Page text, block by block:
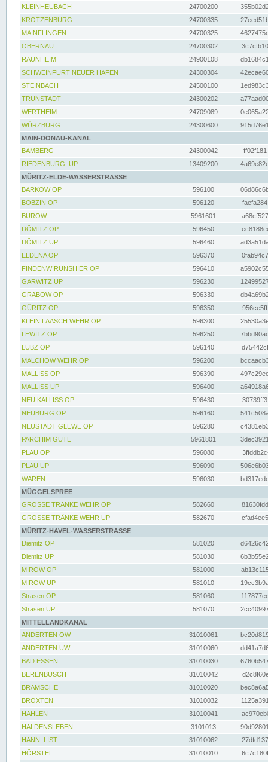
KLEINHEUBACH 24700200
KROTZENBURG
24700335
MAINFLINGEN
24700325
OBERNAU
24700302
RAUNHEIM
24900108
SCHWEINFURT NEUER HAFEN
24300304
STEINBACH
24500100
TRUNSTADT
24300202
WERTHEIM
24709089
WÜRZBURG
24300600
MAIN-DONAU-KANAL
BAMBERG
24300042
RIEDENBURG_UP
13409200
MÜRITZ-ELDE-WASSERSTRASSE
BARKOW OP
596100
BOBZIN OP
596120
BUROW
5961601
DÖMITZ OP
596450
DÖMITZ UP
596460
ELDENA OP
596370
FINDENWIRUNSHIER OP
596410
GARWITZ UP
596230
GRABOW OP
596330
GÜRITZ OP
596350
KLEIN LAASCH WEHR OP
596300
LEWITZ OP
596250
LÜBZ OP
596140
MALCHOW WEHR OP
596200
MALLISS OP
596390
MALLISS UP
596400
NEU KALLISS OP
596430
NEUBURG OP
596160
NEUSTADT GLEWE OP
596280
PARCHIM GÜTE
5961801
PLAU OP
596080
PLAU UP
596090
WAREN
596030
MÜGGELSPREE
GROSSE TRÄNKE WEHR OP
582660
GROSSE TRÄNKE WEHR UP
582670
MÜRITZ-HAVEL-WASSERSTRASSE
Diemitz OP
581020
Diemitz UP
581030
MIROW OP
581000
MIROW UP
581010
Strasen OP
581060
Strasen UP
581070
MITTELLANDKANAL
ANDERTEN OW
31010061
ANDERTEN UW
31010060
BAD ESSEN
31010030
BERENBUSCH
31010042
BRAMSCHE
31010020
BROXTEN
31010032
HAHLEN
31010041
HALDENSLEBEN
3101013
HANN. LIST
31010062
HÖRSTEL
31010010